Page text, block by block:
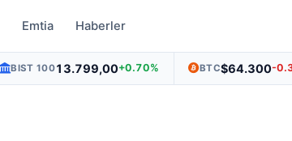
Emtia Haberler
BIST 10013.799,00+0.70% BTC$64.300-